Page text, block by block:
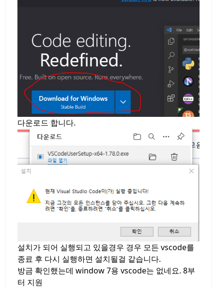
다운로드 합니다.
설치가 되어 실행되고 있을경우 경우 모든 vscode를
종료 후 다시 실행하면 설치될걸 같습니다.
방금 확인했는데 window 7용 vscode는 없네요. 8부
터 지원